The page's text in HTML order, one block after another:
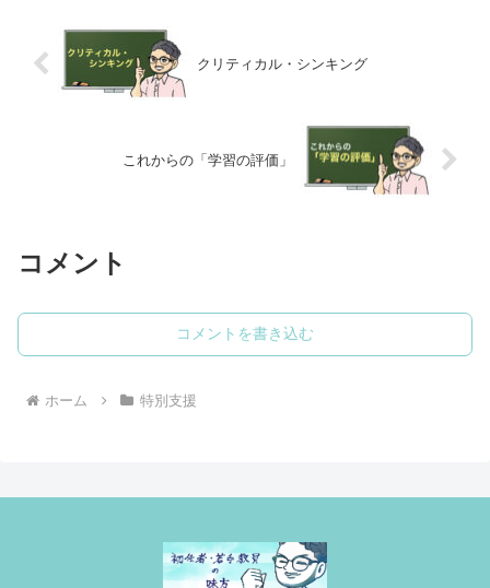
クリティカル・シンキング
これからの「学習の評価」
コメント
コメントを書き込む
ホーム 特別支援